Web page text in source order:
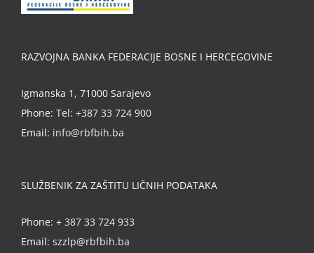
RAZVOJNA BANKA FEDERACIJE BOSNE I HERCEGOVINE
Igmanska 1, 71000 Sarajevo
Phone: Tel: +387 33 724 900
Email: info@rbfbih.ba
SLUŽBENIK ZA ZAŠTITU LIČNIH PODATAKA
Phone: + 387 33 724 933
Email: szzlp@rbfbih.ba